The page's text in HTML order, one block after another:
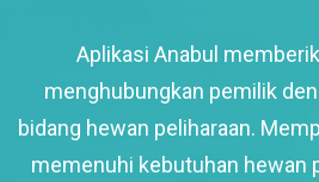
Aplikasi Anabul
menghubungkan pemilik
bidang hewan peliharaan.
memenuhi kebutuhan hewan